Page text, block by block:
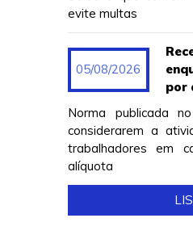
evite multas
05/08/2026
por
Norma publicada
considerarem a
trabalhadores em
alíquota